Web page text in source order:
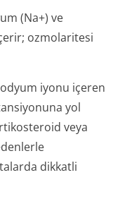
(Na+) ve
ozmolaritesi
iyonu içeren
yol
veya
dikkatli